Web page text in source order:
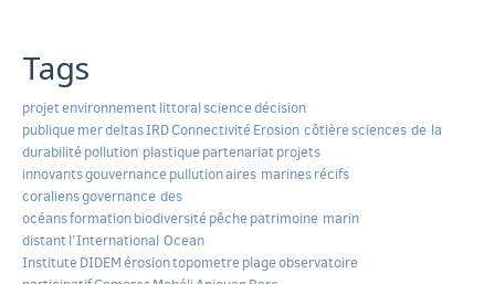
Tags
projetenvironnementlittoralsciencedécision
publiquemerdeltasIRDConnectivitéErosion côtièresciences de la
durabilitépollution plastiquepartenariatprojets
innovantsgouvernancepullutionaires marinesrécifs
coraliensgovernance des
océansformationbiodiversitépêchepatrimoine marin
distantl’International Ocean
InstituteDIDEMérosiontopometreplageobservatoire